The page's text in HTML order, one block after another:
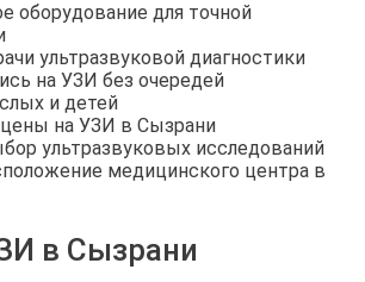
оборудование для точной
ультразвуковой диагностики
на УЗИ без очередей
и детей
на УЗИ в Сызрани
ультразвуковых исследований
медицинского центра в
в Сызрани